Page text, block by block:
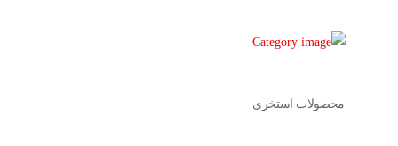
محصولات استخری